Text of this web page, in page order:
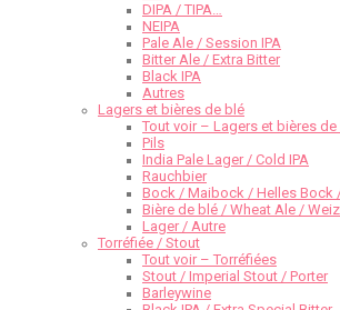
DIPA / TIPA…
NEIPA
Pale Ale / Session IPA
Bitter Ale / Extra Bitter
Black IPA
Autres
Lagers et bières de blé
Tout voir – Lagers et bières de
Pils
India Pale Lager / Cold IPA
Rauchbier
Bock / Maibock / Helles Bock
Bière de blé / Wheat Ale /
Lager / Autre
Torréfiée / Stout
Tout voir – Torréfiées
Stout / Imperial Stout / Porter
Barleywine